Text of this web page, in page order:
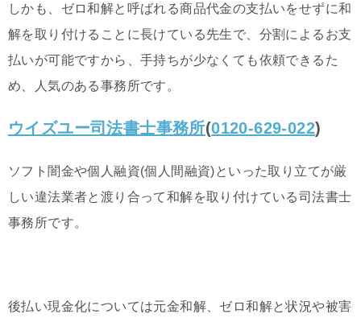
しかも、ゼロ和解と呼ばれる商品代金の支払いをせずに和
解を取り付けることに長けている先生で、分割によるお支
払いが可能ですから、手持ちが少なくても依頼できるた
め、人気のある事務所です。
ウイズユー司法書士事務所(0120-629-022)
ソフト闇金や個人融資(個人間融資)といった取り立てが厳
しい違法業者と渡り合って和解を取り付けている司法書士
事務所です。
後払い現金化については元金和解、ゼロ和解と状況や被害